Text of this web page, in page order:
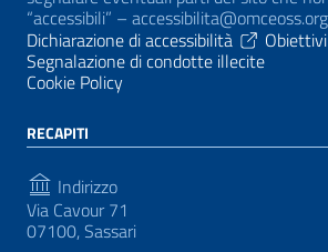
“accessibili” – accessibilita@omceoss.org
Dichiarazione di accessibilità
Segnalazione di condotte illecite
Cookie Policy
RECAPITI
Indirizzo
Via Cavour 71
07100, Sassari